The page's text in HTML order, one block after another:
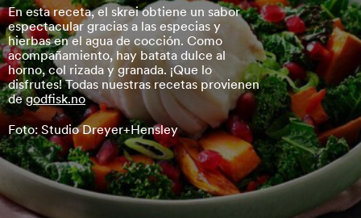
En esta receta, el skrei obtiene un sabor
espectacular gracias a las especias y
hierbas en el agua de cocción. Como
acompañamiento, hay batata dulce al
horno, col rizada y granada. ¡Que lo
disfrutes! Todas nuestras recetas provienen
degodfisk.no
Foto: Studio Dreyer+Hensley